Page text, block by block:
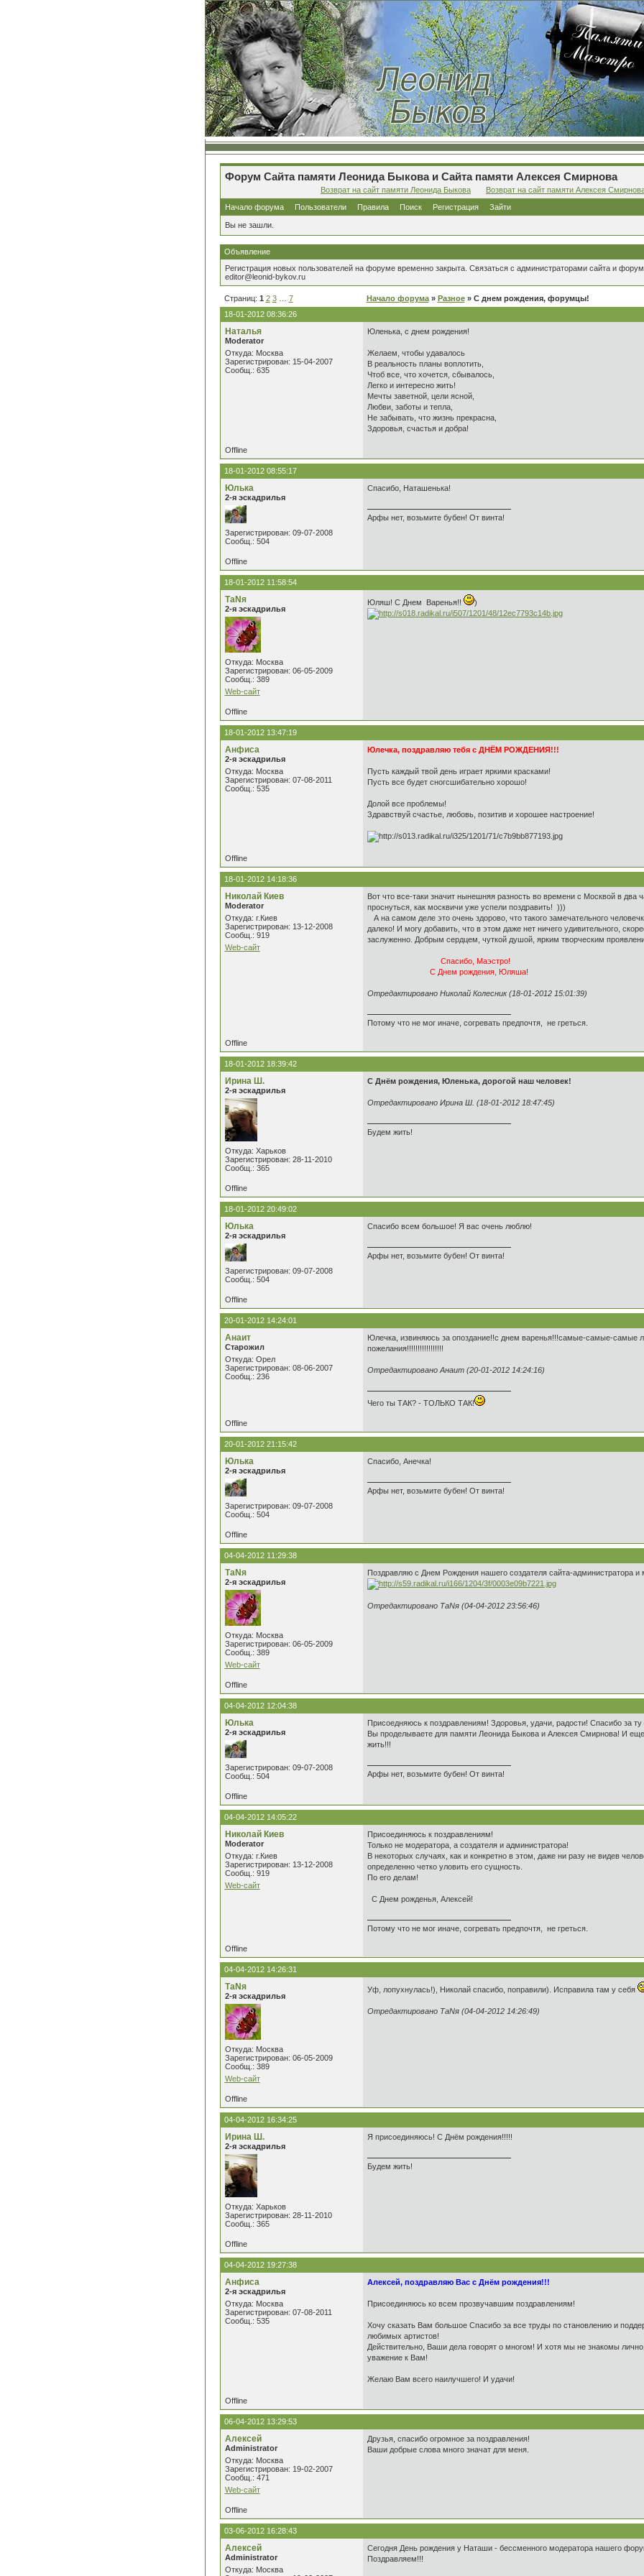
Форум Сайта памяти Леонида Быкова и Сайта памяти Алексея Смирнова
Возврат на сайт памяти Леонида Быкова
Возврат на сайт памяти Алексея
Начало форума
Пользователи Правила Поиск Регистрация Зайти
Вы не зашли.
Объявление
Регистрация новых пользователей на форуме временно закрыта. Связаться с администраторами сайта и
editor@leonid-bykov.ru
Страниц: 1 2 3… 7 Начало форума» Разное» С днем рождения, форумцы!
18-01-2012 08:36:26
Наталья
Moderator
Откуда: Москва
Зарегистрирован: 15-04-2007
Сообщ.: 635
Юленька, с днем рождения!
Желаем, чтобы удавалось
В реальность планы воплотить,
Чтоб все, что хочется, сбывалось,
Легко и интересно жить!
Мечты заветной, цели ясной,
Любви, заботы и тепла,
Не забывать, что жизнь прекрасна,
Здоровья, счастья и добра!
Offline
18-01-2012 08:55:17
Юлька
2-я эскадрилья
Зарегистрирован: 09-07-2008
Сообщ.: 504
Спасибо, Наташенька!
Арфы нет, возьмите бубен! От винта!
Offline
18-01-2012 11:58:54
ТаNя
2-я эскадрилья
Откуда: Москва
Зарегистрирован: 06-05-2009
Сообщ.: 389
Web-сайт
Юляш! С Днем Варенья!! )
Offline
18-01-2012 13:47:19
Анфиса
2-я эскадрилья
Откуда: Москва
Зарегистрирован: 07-08-2011
Сообщ.: 535
Юлечка, поздравляю тебя с ДНЁМ РОЖДЕНИЯ!!!
Пусть каждый твой день играет яркими красками!
Пусть все будет сногсшибательно хорошо!
Долой все проблемы!
Здравствуй счастье, любовь, позитив и хорошее настроение!
Offline
18-01-2012 14:18:36
Николай Киев
Moderator
Откуда: г.Киев
Зарегистрирован: 13-12-2008
Сообщ.: 919
Web-сайт
Вот что все-таки значит нынешняя разность во времени с Москвой в два
проснуться, как москвичи уже успели поздравить! )))
А на самом деле это очень здорово, что такого замечательного
далеко! И могу добавить, что в этом даже нет ничего удивительного,
заслуженно. Добрым сердцем, чуткой душой, ярким творческим
Спасибо, Маэстро!
С Днем рождения, Юляша!
Отредактировано Николай Колесник (18-01-2012 15:01:39)
Потому что не мог иначе, согревать предпочтя, не греться.
Offline
18-01-2012 18:39:42
Ирина Ш.
2-я эскадрилья
Откуда: Харьков
Зарегистрирован: 28-11-2010
Сообщ.: 365
С Днём рождения, Юленька, дорогой наш человек!
Отредактировано Ирина Ш. (18-01-2012 18:47:45)
Будем жить!
Offline
18-01-2012 20:49:02
Юлька
2-я эскадрилья
Зарегистрирован: 09-07-2008
Сообщ.: 504
Спасибо всем большое! Я вас очень люблю!
Арфы нет, возьмите бубен! От винта!
Offline
20-01-2012 14:24:01
Анаит
Старожил
Откуда: Орел
Зарегистрирован: 08-06-2007
Сообщ.: 236
Юлечка, извиняюсь за опоздание!!с днем варенья!!!самые-самые-самые
пожелания!!!!!!!!!!!!!!!!!
Отредактировано Анаит (20-01-2012 14:24:16)
Чего ты ТАК? - ТОЛЬКО ТАК!
Offline
20-01-2012 21:15:42
Юлька
2-я эскадрилья
Зарегистрирован: 09-07-2008
Сообщ.: 504
Спасибо, Анечка!
Арфы нет, возьмите бубен! От винта!
Offline
04-04-2012 11:29:38
ТаNя
2-я эскадрилья
Откуда: Москва
Зарегистрирован: 06-05-2009
Сообщ.: 389
Web-сайт
Поздравляю с Днем Рождения нашего создателя сайта-администратора и
Отредактировано ТаNя (04-04-2012 23:56:46)
Offline
04-04-2012 12:04:38
Юлька
2-я эскадрилья
Зарегистрирован: 09-07-2008
Сообщ.: 504
Присоедняюсь к поздравлениям! Здоровья, удачи, радости! Спасибо за
Вы проделываете для памяти Леонида Быкова и Алексея Смирнова! И
жить!!!
Арфы нет, возьмите бубен! От винта!
Offline
04-04-2012 14:05:22
Николай Киев
Moderator
Откуда: г.Киев
Зарегистрирован: 13-12-2008
Сообщ.: 919
Web-сайт
Присоединяюсь к поздравлениям!
Только не модератора, а создателя и администратора!
В некоторых случаях, как и конкретно в этом, даже ни разу не видев
определенно четко уловить его сущность.
По его делам!
С Днем рожденья, Алексей!
Потому что не мог иначе, согревать предпочтя, не греться.
Offline
04-04-2012 14:26:31
ТаNя
2-я эскадрилья
Откуда: Москва
Зарегистрирован: 06-05-2009
Сообщ.: 389
Web-сайт
Уф, лопухнулась!), Николай спасибо, поправили). Исправила там у себя
Отредактировано ТаNя (04-04-2012 14:26:49)
Offline
04-04-2012 16:34:25
Ирина Ш.
2-я эскадрилья
Откуда: Харьков
Зарегистрирован: 28-11-2010
Сообщ.: 365
Я присоединяюсь! С Днём рождения!!!!!
Будем жить!
Offline
04-04-2012 19:27:38
Анфиса
2-я эскадрилья
Откуда: Москва
Зарегистрирован: 07-08-2011
Сообщ.: 535
Алексей, поздравляю Вас с Днём рождения!!!
Присоединяюсь ко всем прозвучавшим поздравлениям!
Хочу сказать Вам большое Спасибо за все труды по становлению и
любимых артистов!
Действительно, Ваши дела говорят о многом! И хотя мы не знакомы
уважение к Вам!
Желаю Вам всего наилучшего! И удачи!
Offline
06-04-2012 13:29:53
Алексей
Administrator
Откуда: Москва
Зарегистрирован: 19-02-2007
Сообщ.: 471
Web-сайт
Друзья, спасибо огромное за поздравления!
Ваши добрые слова много значат для меня.
Offline
03-06-2012 16:28:43
Алексей
Administrator
Откуда: Москва
Сегодня День рождения у Наташи - бессменного модератора нашего
Поздравляем!!!